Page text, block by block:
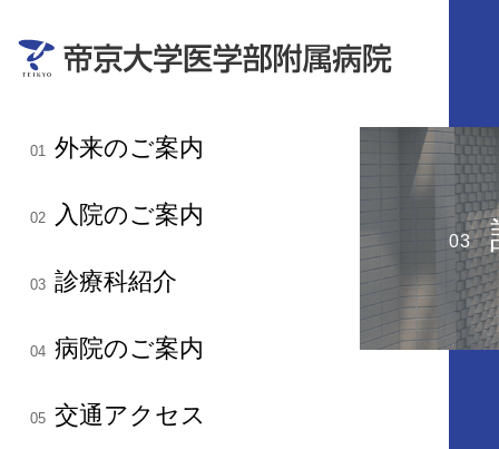
01 外来のご案内
02 入院のご案内
03 診療科紹介
04 病院のご案内
05 交通アクセス
03